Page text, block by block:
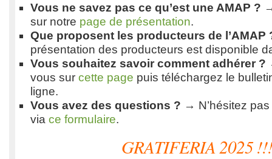
Vous ne savez pas ce qu’est une AMAP ?
sur notre page de présentation.
Que proposent les producteurs de l’AMAP
présentation des producteurs est disponible
Vous souhaitez savoir comment adhérer ?
vous sur cette page puis téléchargez le
ligne.
Vous avez des questions ? → N’hésitez
via ce formulaire.
GRATIFERIA 2025